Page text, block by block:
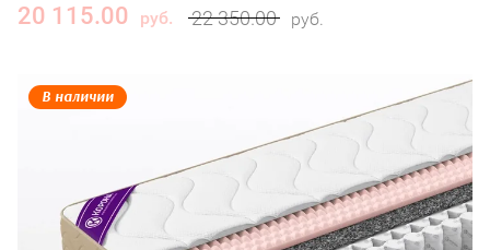
20 115.00 руб. 22 350.00 руб.
В наличии